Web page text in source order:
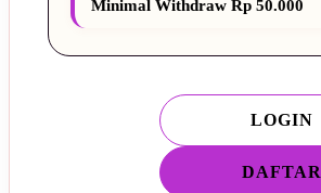
Minimal Withdraw Rp 50.000
LOGIN
DAFTAR